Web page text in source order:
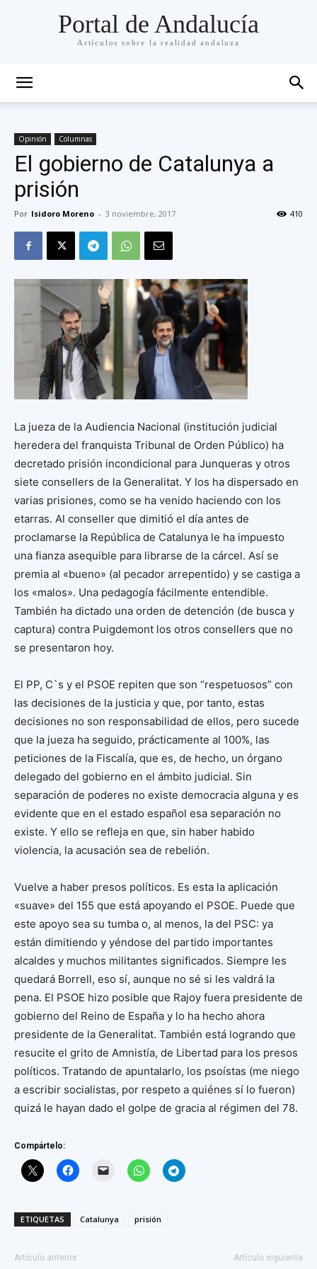
Portal de Andalucía
Artículos sobre la realidad andaluza
Opinión Columnas
El gobierno de Catalunya a
prisión
Por Isidoro Moreno - 3 noviembre, 2017 410
La jueza de la Audiencia Nacional (institución judicial
heredera del franquista Tribunal de Orden Público) ha
decretado prisión incondicional para Junqueras y otros
siete consellers de la Generalitat. Y los ha dispersado en
varias prisiones, como se ha venido haciendo con los
etarras. Al conseller que dimitió el día antes de
proclamarse la República de Catalunya le ha impuesto
una fianza asequible para librarse de la cárcel. Así se
premia al «bueno» (al pecador arrepentido) y se castiga a
los «malos». Una pedagogía fácilmente entendible.
También ha dictado una orden de detención (de busca y
captura) contra Puigdemont los otros consellers que no
se presentaron hoy.
El PP, C`s y el PSOE repiten que son “respetuosos” con
las decisiones de la justicia y que, por tanto, estas
decisiones no son responsabilidad de ellos, pero sucede
que la jueza ha seguido, prácticamente al 100%, las
peticiones de la Fiscalía, que es, de hecho, un órgano
delegado del gobierno en el ámbito judicial. Sin
separación de poderes no existe democracia alguna y es
evidente que en el estado español esa separación no
existe. Y ello se refleja en que, sin haber habido
violencia, la acusación sea de rebelión.
Vuelve a haber presos políticos. Es esta la aplicación
«suave» del 155 que está apoyando el PSOE. Puede que
este apoyo sea su tumba o, al menos, la del PSC: ya
están dimitiendo y yéndose del partido importantes
alcaldes y muchos militantes significados. Siempre les
quedará Borrell, eso sí, aunque no sé si les valdrá la
pena. El PSOE hizo posible que Rajoy fuera presidente de
gobierno del Reino de España y lo ha hecho ahora
presidente de la Generalitat. También está logrando que
resucite el grito de Amnistía, de Libertad para los presos
políticos. Tratando de apuntalarlo, los psoístas (me niego
a escribir socialistas, por respeto a quiénes sí lo fueron)
quizá le hayan dado el golpe de gracia al régimen del 78.
Compártelo:
ETIQUETAS Catalunya prisión
Artículo anterior Artículo siguiente